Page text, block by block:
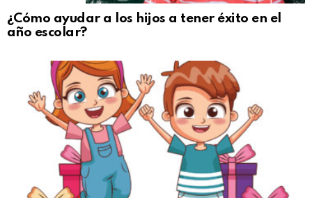
¿Cómo ayudar a los hijos a tener éxito en el
año escolar?